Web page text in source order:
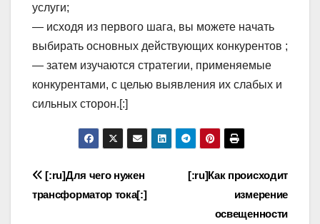
услуги;
— исходя из первого шага, вы можете начать
выбирать основных действующих конкурентов ;
— затем изучаются стратегии, применяемые
конкурентами, с целью выявления их слабых и
сильных сторон.[:]
Навигация
по
[:ru]Как происходит
измерение
освещенности
[:ru]Для чего нужен
трансформатор тока[:]